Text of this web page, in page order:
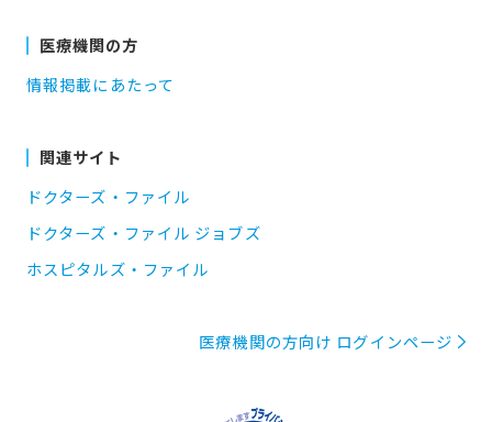
医療機関の方
情報掲載にあたって
関連サイト
ドクターズ・ファイル
ドクターズ・ファイル ジョブズ
ホスピタルズ・ファイル
医療機関の方向け ログインページ